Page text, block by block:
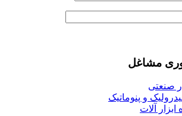
مشاغل
صنعتی
و پنوماتیک
آلات